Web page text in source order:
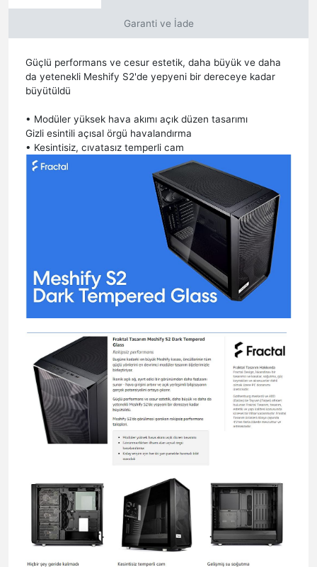
Garanti ve İade
Güçlü performans ve cesur estetik, daha büyük ve daha
da yetenekli Meshify S2'de yepyeni bir dereceye kadar
büyütüldü
• Modüler yüksek hava akımı açık düzen tasarımı
Gizli esintili açısal örgü havalandırma
• Kesintisiz, cıvatasız temperli cam